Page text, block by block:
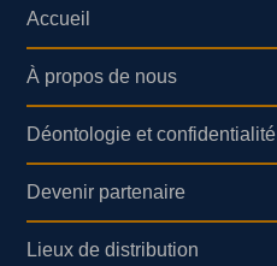
Accueil
À propos de nous
Déontologie et confidentialité
Devenir partenaire
Lieux de distribution